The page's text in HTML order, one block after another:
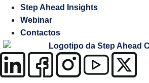
Caderno
de
Encargos
Salesforce
Step Ahead Insights
Webinar
Contactos